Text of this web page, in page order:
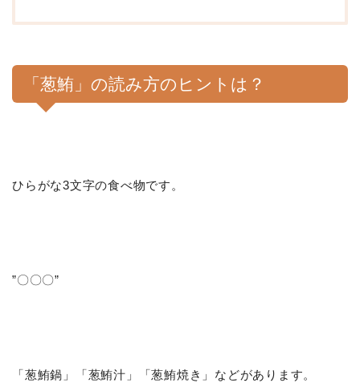
「葱鮪」の読み方のヒントは？
ひらがな3文字の食べ物です。
”〇〇〇”
「葱鮪鍋」「葱鮪汁」「葱鮪焼き」などがあります。